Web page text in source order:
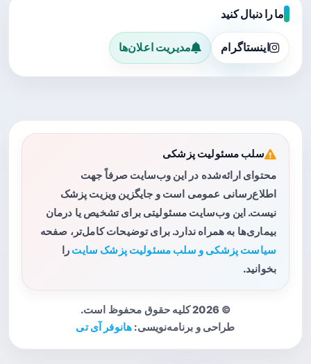
ما را دنبال کنید
اینستاگرام مدیریت اعلان‌ها
سلب مسئولیت پزشکی
محتوای ارائه‌شده در این وب‌سایت صرفاً جهت
اطلاع‌رسانی عمومی است و جایگزین ویزیت پزشک
نیست. این وب‌سایت مسئولیتی برای تشخیص یا درمان
بیماری‌ها به همراه ندارد. برای توضیحات کامل‌تر، صفحه
سیاست پزشکی و سلب مسئولیت پزشک سایت را
بخوانید.
© 2026 کلیه حقوق محفوظ است.
طراحی و برنامه‌نویسی: هانوفر آی تی